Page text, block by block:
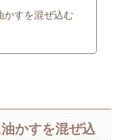
かすを混ぜ込む
かすを混ぜ込